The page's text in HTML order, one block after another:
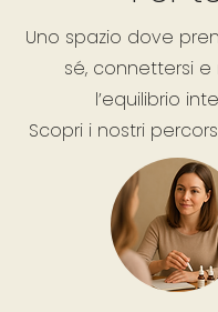
Uno spazio dove
sé, connettersi e
l’equilibrio
Scopri i nostri